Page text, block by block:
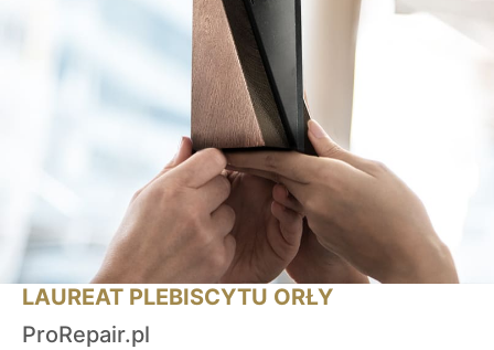
LAUREAT PLEBISCYTU ORŁY
ProRepair.pl